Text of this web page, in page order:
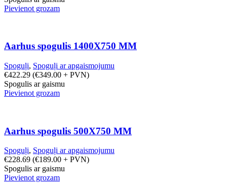
Pievienot grozam
Aarhus spogulis 1400X750 MM
Spoguļi, Spoguļi ar apgaismojumu
€422.29 (€349.00 + PVN)
Spogulis ar gaismu
Pievienot grozam
Aarhus spogulis 500X750 MM
Spoguļi, Spoguļi ar apgaismojumu
€228.69 (€189.00 + PVN)
Spogulis ar gaismu
Pievienot grozam